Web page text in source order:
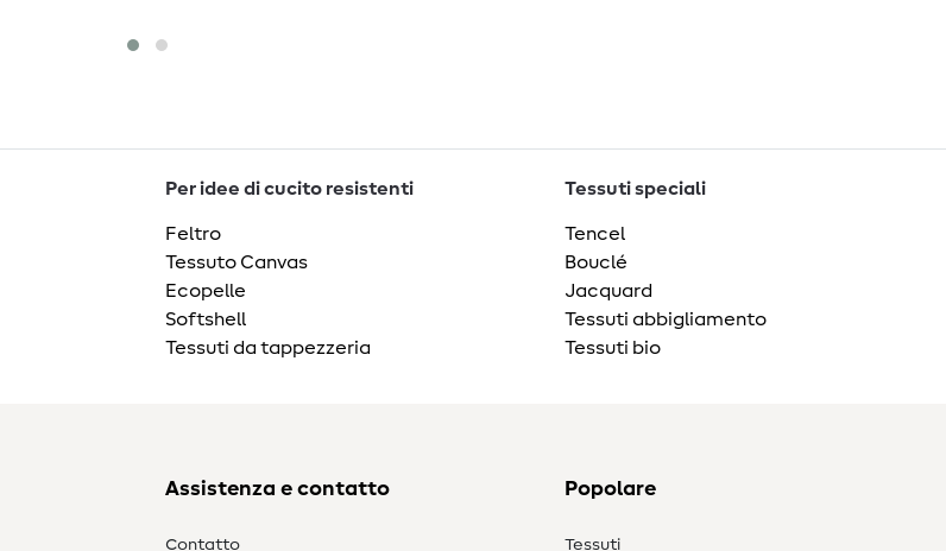
Per idee di cucito resistenti
Feltro
Tessuto Canvas
Ecopelle
Softshell
Tessuti da tappezzeria
Tessuti speciali
Tencel
Bouclé
Jacquard
Tessuti abbigliamento
Tessuti bio
Assistenza e contatto
Contatto
Popolare
Tessuti